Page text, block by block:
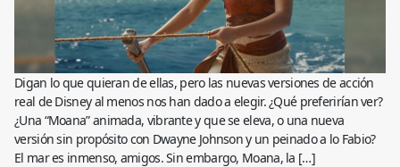
Digan lo que quieran de ellas, pero las nuevas versiones de acción
real de Disney al menos nos han dado a elegir. ¿Qué preferirían ver?
¿Una “Moana” animada, vibrante y que se eleva, o una nueva
versión sin propósito con Dwayne Johnson y un peinado a lo Fabio?
El mar es inmenso, amigos. Sin embargo, Moana, la […]